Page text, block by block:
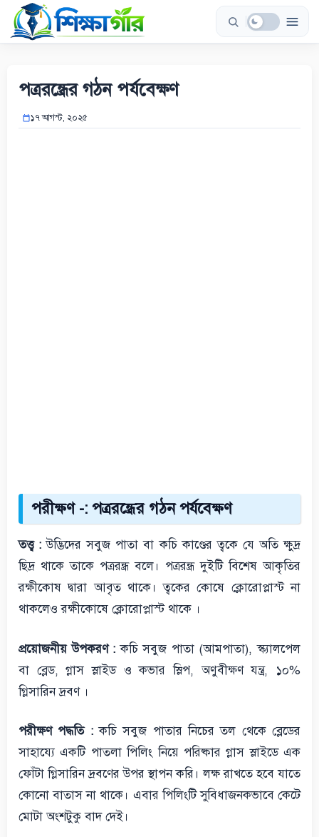
Skip
content
পত্ররন্ধ্রের গঠন পর্যবেক্ষণ
১৭ আগস্ট, ২০২৫
পরীক্ষণ -: পত্ররন্ধ্রের গঠন পর্যবেক্ষণ
তত্ত্ব : উদ্ভিদের সবুজ পাতা বা কচি কাণ্ডের ত্বকে যে অতি ক্ষুদ্র
ছিদ্র থাকে তাকে পত্ররন্ধ্র বলে। পত্ররন্ধ্র দুইটি বিশেষ আকৃতির
রক্ষীকোষ দ্বারা আবৃত থাকে। ত্বকের কোষে ক্লোরোপ্লাস্ট না
থাকলেও রক্ষীকোষে ক্লোরোপ্লাস্ট থাকে ।
প্রয়োজনীয় উপকরণ : কচি সবুজ পাতা (আমপাতা), স্ক্যালপেল
বা ব্লেড, গ্লাস স্লাইড ও কভার স্লিপ, অণুবীক্ষণ যন্ত্র, ১০%
গ্লিসারিন দ্রবণ ।
পরীক্ষণ পদ্ধতি :কচি সবুজ পাতার নিচের তল থেকে ব্লেডের
সাহায্যে একটি পাতলা পিলিং নিয়ে পরিষ্কার গ্লাস স্লাইডে এক
ফোঁটা গ্লিসারিন দ্রবণের উপর স্থাপন করি। লক্ষ রাখতে হবে যাতে
কোনো বাতাস না থাকে। এবার পিলিংটি সুবিধাজনকভাবে কেটে
মোটা অংশটুকু বাদ দেই।